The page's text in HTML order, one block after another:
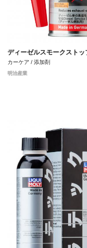
ディーゼルスモークストッ
カーケア / 添加剤
明治産業